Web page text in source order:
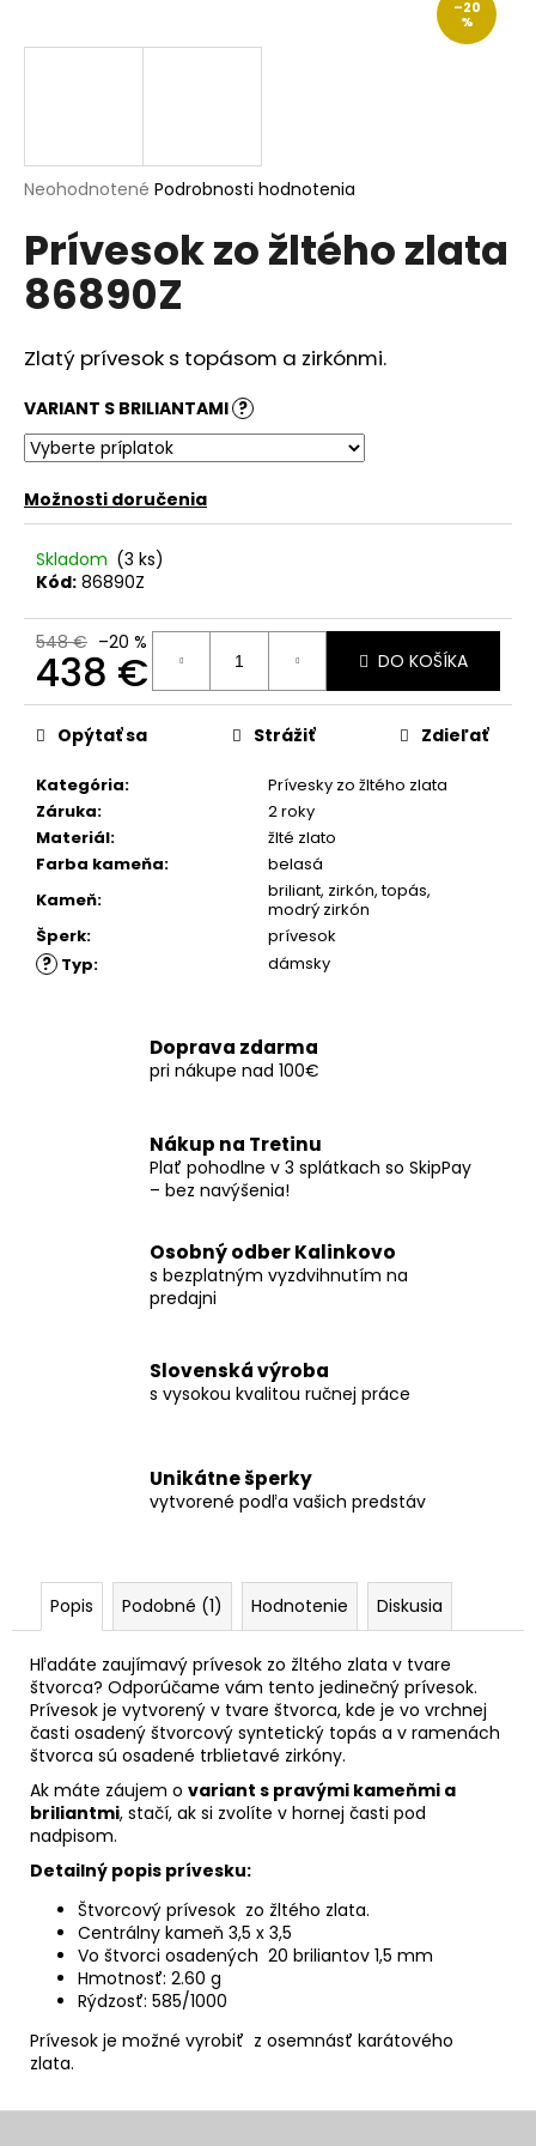
Priemerné
produktu
je
0,0
z
hviezdičiek.
Neohodnotené Podrobnosti hodnotenia
Prívesok zo žltého zlata
86890Z
Zlatý prívesok s topásom a zirkónmi.
VARIANT S BRILIANTAMI ?
Možnosti doručenia
Skladom (3 ks)
Kód: 86890Z
548 € –20 %
438 €
Jednotková
cena:
DO KOŠÍKA
Kategória:
Prívesky zo žltého zlata
Záruka:
2 roky
Materiál:
žlté zlato
Farba kameňa:
belasá
Kameň: briliant, zirkón,topás,
modrý zirkón
Šperk: prívesok
? Typ: dámsky
Opýtať sa Strážiť Zdieľať
–20
%
Doprava zdarma
pri nákupe nad 100€
Nákup na Tretinu
Plať pohodlne v 3 splátkach so SkipPay
– bez navýšenia!
Osobný odber Kalinkovo
s bezplatným vyzdvihnutím na
predajni
Slovenská výroba
s vysokou kvalitou ručnej práce
Unikátne šperky
vytvorené podľa vašich predstáv
Popis Podobné (1) Hodnotenie Diskusia
Hľadáte zaujímavý prívesok zo žltého zlata v tvare
štvorca? Odporúčame vám tento jedinečný prívesok.
Prívesok je vytvorený v tvare štvorca, kde je vo vrchnej
časti osadený štvorcový syntetický topás a v ramenách
štvorca sú osadené trblietavé zirkóny.
Ak máte záujem o variant s pravými kameňmi a
briliantmi, stačí, ak si zvolíte v hornej časti pod
nadpisom.
Detailný popis prívesku:
Štvorcový prívesok zo žltého zlata.
Centrálny kameň 3,5 x 3,5
Vo štvorci osadených 20 briliantov 1,5 mm
Hmotnosť: 2.60 g
Rýdzosť: 585/1000
Prívesok je možné vyrobiť z osemnásť karátového
zlata.
j
?
d
p
o
r
ú
a
m
e